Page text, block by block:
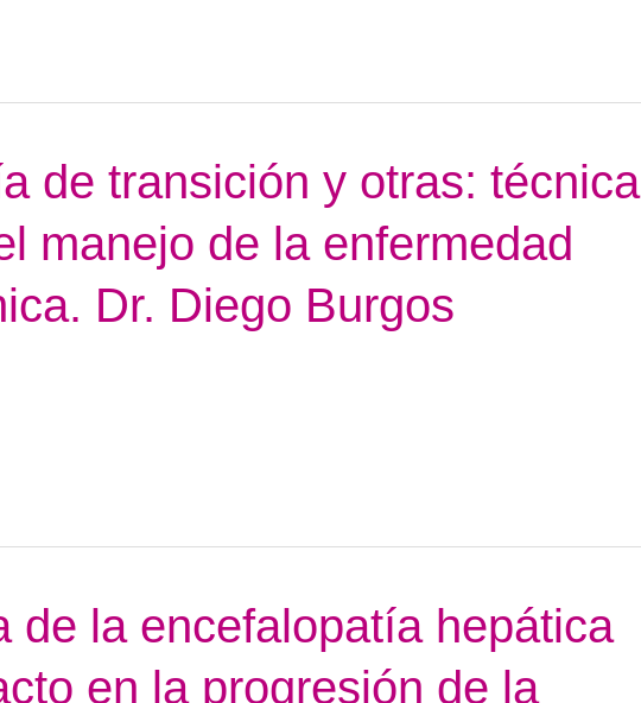
de transición y otras: técnica
manejo de la enfermedad
Dr. Diego Burgos
de la encefalopatía hepática
en la progresión de la